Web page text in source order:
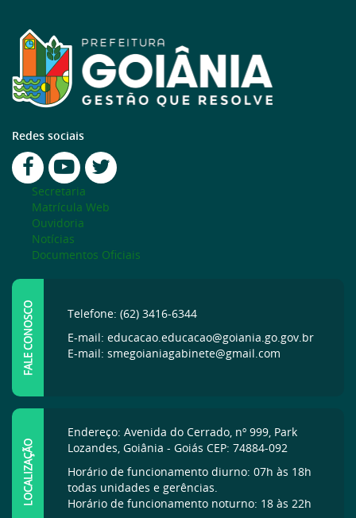
Redes sociais
Secretaria
Matrícula Web
Ouvidoria
Notícias
Documentos Oficiais
FALE CONOSCO
Telefone: (62) 3416-6344
E-mail: educacao.educacao@goiania.go.gov.br
E-mail: smegoianiagabinete@gmail.com
LOCALIZAÇÃO
Endereço: Avenida do Cerrado, nº 999, Park
Lozandes, Goiânia - Goiás CEP: 74884-092
Horário de funcionamento diurno: 07h às 18h
todas unidades e gerências.
Horário de funcionamento noturno: 18 às 22h